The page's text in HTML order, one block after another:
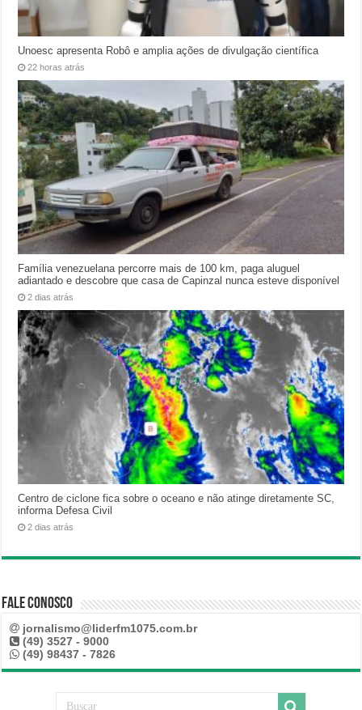
Unoesc apresenta Robô e amplia ações de divulgação científica
22 horas atrás
Família venezuelana percorre mais de 100 km, paga aluguel
adiantado e descobre que casa de Capinzal nunca esteve disponível
2 dias atrás
Centro de ciclone fica sobre o oceano e não atinge diretamente SC,
informa Defesa Civil
2 dias atrás
Fale Conosco
jornalismo@liderfm1075.com.br
(49) 3527 - 9000
(49) 98437 - 7826